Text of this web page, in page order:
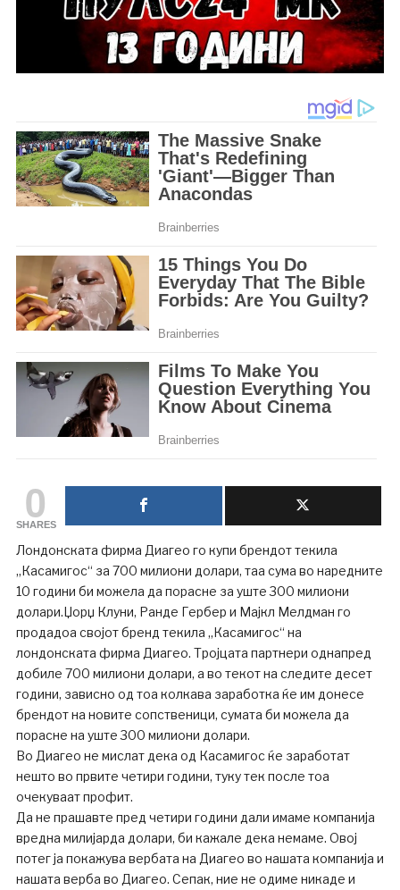
0
SHARES
Лондонската фирма Диагео го купи брендот текила
„Касамигос“ за 700 милиони долари, таа сума во наредните
10 години би можела да порасне за уште 300 милиони
долари.Џорџ Клуни, Ранде Гербер и Мајкл Мелдман го
продадоа својот бренд текила „Касамигос“ на
лондонската фирма Диагео. Тројцата партнери однапред
добиле 700 милиони долари, а во текот на следите десет
години, зависно од тоа колкава заработка ќе им донесе
брендот на новите сопственици, сумата би можела да
порасне на уште 300 милиони долари.
Во Диагео не мислат дека од Касамигос ќе заработат
нешто во првите четири години, туку тек после тоа
очекуваат профит.
Да не прашавте пред четири години дали имаме компанија
вредна милијарда долари, би кажале дека немаме. Овој
потег ја покажува вербата на Диагео во нашата компанија и
нашата верба во Диагео. Сепак, ние не одиме никаде и